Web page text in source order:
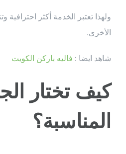
ولهذا تعتبر الخدمة أكثر احترافية
الأخرى.
شاهد ايضا : فاليه باركن الكويت
كيف تختار
المناسبة؟